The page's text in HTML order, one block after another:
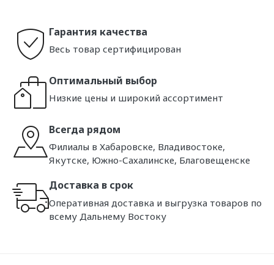
Гарантия качества
Весь товар сертифицирован
Оптимальный выбор
Низкие цены и широкий ассортимент
Всегда рядом
Филиалы в Хабаровске, Владивостоке,
Якутске, Южно-Сахалинске, Благовещенске
Доставка в срок
Оперативная доставка и выгрузка товаров по
всему Дальнему Востоку